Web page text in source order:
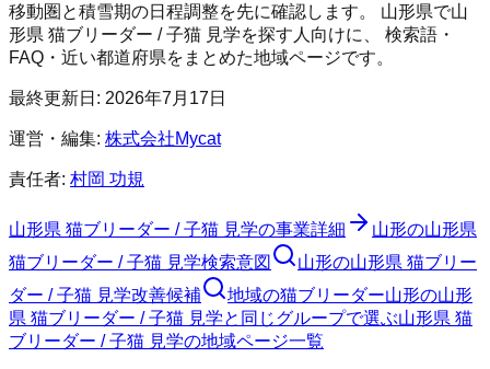
移動圏と積雪期の日程調整を先に確認します。 山形県で山
形県 猫ブリーダー / 子猫 見学を探す人向けに、 検索語・
FAQ・近い都道府県をまとめた地域ページです。
最終更新日: 2026年7月17日
運営・編集: 株式会社Mycat
責任者: 村岡 功規
山形県 猫ブリーダー / 子猫 見学の事業詳細
山形の山形県
猫ブリーダー / 子猫 見学検索意図
山形の山形県 猫ブリー
ダー / 子猫 見学改善候補
地域の猫ブリーダー山形の山形
県 猫ブリーダー / 子猫 見学と同じグループで選ぶ山形県 猫
ブリーダー / 子猫 見学の地域ページ一覧